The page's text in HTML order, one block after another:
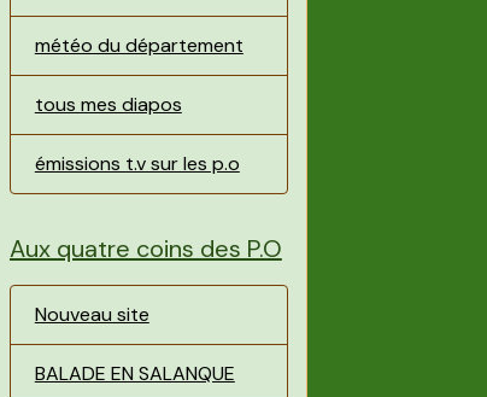
météo du département
tous mes diapos
émissions t.v sur les p.o
Aux quatre coins des P.O
Nouveau site
BALADE EN SALANQUE